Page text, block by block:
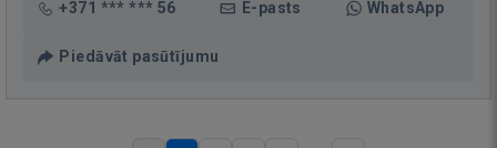
+371 *** *** 56 E-pasts WhatsApp
Piedāvāt pasūtījumu